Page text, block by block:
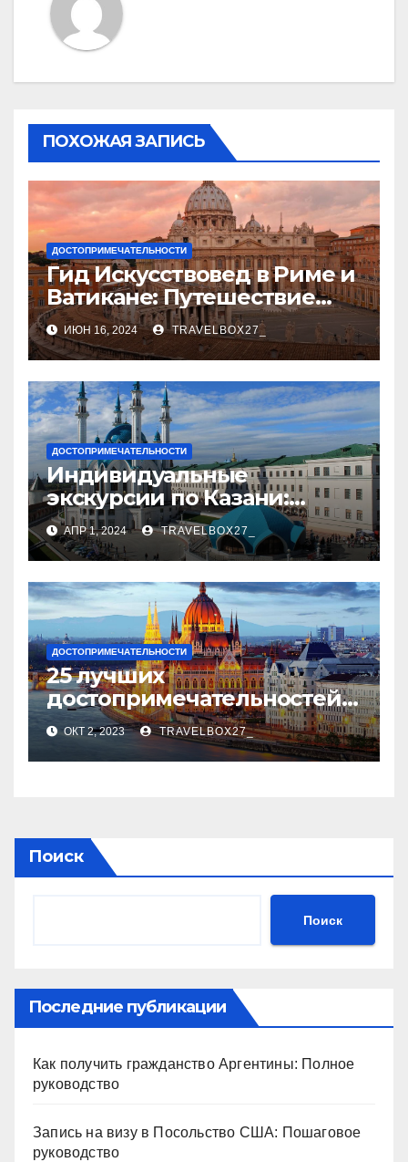
ПОХОЖАЯ ЗАПИСЬ
ДОСТОПРИМЕЧАТЕЛЬНОСТИ
Гид Искусствовед в Риме и
Ватикане: Путешествие
Сквозь Века Искусства
ИЮН 16, 2024 TRAVELBOX27_
ДОСТОПРИМЕЧАТЕЛЬНОСТИ
Индивидуальные
экскурсии по Казани:
откройте город с новой
стороны
АПР 1, 2024 TRAVELBOX27_
ДОСТОПРИМЕЧАТЕЛЬНОСТИ
25 лучших
достопримечательностей
Будапешта
ОКТ 2, 2023 TRAVELBOX27_
Поиск
Поиск
Последние публикации
Как получить гражданство Аргентины: Полное
руководство
Запись на визу в Посольство США: Пошаговое
руководство